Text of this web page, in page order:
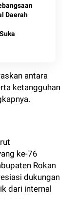
Daerah
antara
ketangguhan
ke-76
Rokan
dukungan
dari internal